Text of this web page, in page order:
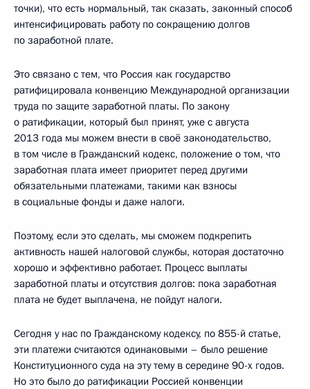
точки), что есть нормальный, так сказать, законный способ
интенсифицировать работу по сокращению долгов
по заработной плате.
Это связано с тем, что Россия как государство
ратифицировала конвенцию Международной организации
труда по защите заработной платы. По закону
о ратификации, который был принят, уже с августа
2013 года мы можем внести в своё законодательство,
в том числе в Гражданский кодекс, положение о том, что
заработная плата имеет приоритет перед другими
обязательными платежами, такими как взносы
в социальные фонды и даже налоги.
Поэтому, если это сделать, мы сможем подкрепить
активность нашей налоговой службы, которая достаточно
хорошо и эффективно работает. Процесс выплаты
заработной платы и отсутствия долгов: пока заработная
плата не будет выплачена, не пойдут налоги.
Сегодня у нас по Гражданскому кодексу, по 855-й статье,
эти платежи считаются одинаковыми – было решение
Конституционного суда на эту тему в середине 90-х годов.
Но это было до ратификации Россией конвенции